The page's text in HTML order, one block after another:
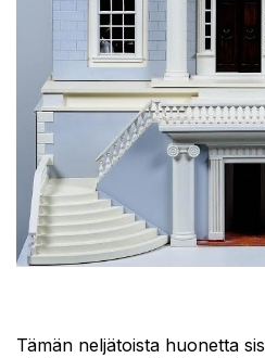
Tämän neljätoista huonetta